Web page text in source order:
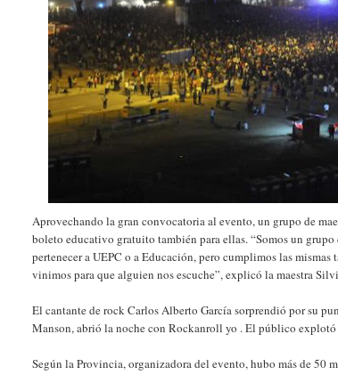
Aprovechando la gran convocatoria al evento, un grupo de
boleto educativo gratuito también para ellas. “Somos un
pertenecer a UEPC o a Educación, pero cumplimos las
vinimos para que alguien nos escuche”, explicó la maestra
El cantante de rock Carlos Alberto García sorprendió por su
Manson, abrió la noche con Rockanroll yo . El público explotó
Según la Provincia, organizadora del evento, hubo más de 50